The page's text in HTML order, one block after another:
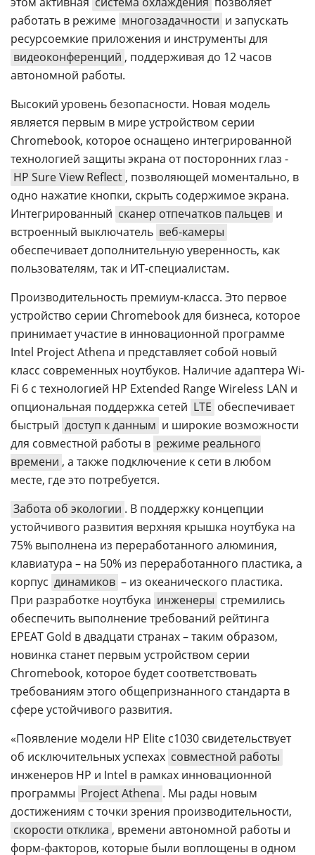
работать в режиме многозадачности и запускать
ресурсоемкие приложения и инструменты для
видеоконференций , поддерживая до 12 часов
автономной работы.
Высокий уровень безопасности. Новая модель
является первым в мире устройством серии
Chromebook, которое оснащено интегрированной
технологией защиты экрана от посторонних глаз -
HP Sure View Reflect , позволяющей моментально, в
одно нажатие кнопки, скрыть содержимое экрана.
Интегрированный сканер отпечатков пальцев и
встроенный выключатель веб-камеры
обеспечивает дополнительную уверенность, как
пользователям, так и ИТ-специалистам.
Производительность премиум-класса. Это первое
устройство серии Chromebook для бизнеса, которое
принимает участие в инновационной программе
Intel Project Athena и представляет собой новый
класс современных ноутбуков. Наличие адаптера Wi-
Fi 6 с технологией HP Extended Range Wireless LAN и
опциональная поддержка сетей LTE обеспечивает
быстрый доступ к данным и широкие возможности
для совместной работы в режиме реального
времени , а также подключение к сети в любом
месте, где это потребуется.
Забота об экологии . В поддержку концепции
устойчивого развития верхняя крышка ноутбука на
75% выполнена из переработанного алюминия,
клавиатура – на 50% из переработанного пластика, а
корпус динамиков – из океанического пластика.
При разработке ноутбука инженеры стремились
обеспечить выполнение требований рейтинга
EPEAT Gold в двадцати странах – таким образом,
новинка станет первым устройством серии
Chromebook, которое будет соответствовать
требованиям этого общепризнанного стандарта в
сфере устойчивого развития.
«Появление модели HP Elite c1030 свидетельствует
об исключительных успехах совместной работы
инженеров HP и Intel в рамках инновационной
программы Project Athena . Мы рады новым
достижениям с точки зрения производительности,
скорости отклика , времени автономной работы и
форм-факторов, которые были воплощены в одном